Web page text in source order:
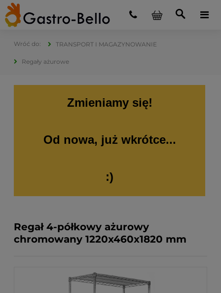
TRANSPORT I MAGAZYNOWANIE
Regały ażurowe
Zmieniamy się!
Od nowa, już wkrótce...
:)
Regał 4-półkowy ażurowy
chromowany 1220x460x1820 mm